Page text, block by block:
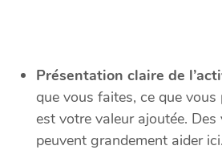
Présentation claire de
que vous faites, ce que vous
est votre valeur ajoutée.
peuvent grandement aider ici.